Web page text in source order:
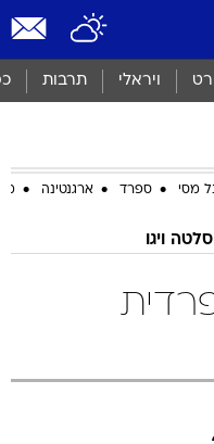
ויראלי תרבות
מסי ספרד ארגנטינה
סלטה ויגו